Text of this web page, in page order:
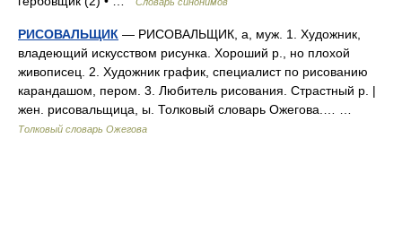
РИСОВАЛЬЩИК — РИСОВАЛЬЩИК, а, муж. 1. Художник,
владеющий искусством рисунка. Хороший р., но плохой
живописец. 2. Художник график, специалист по рисованию
карандашом, пером. 3. Любитель рисования. Страстный р. |
жен. рисовальщица, ы. Толковый словарь Ожегова.… …
Толковый словарь Ожегова